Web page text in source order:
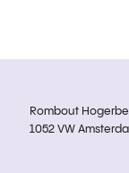
Rombout
1052 VW